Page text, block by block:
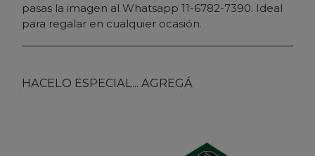
pasas la imagen al Whatsapp 11-6782-7390. Ideal
para regalar en cualquier ocasión.
HACELO ESPECIAL... AGREGÁ